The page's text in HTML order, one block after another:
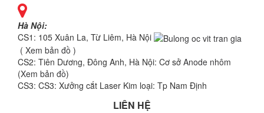
Hà Nội:
CS1: 105 Xuân La, Từ Liêm, Hà Nội
( Xem bản đồ )
CS2: Tiên Dương, Đông Anh, Hà Nội: Cơ sở Anode nhôm
(Xem bản đồ)
CS3: CS3: Xưởng cắt Laser Kim loại: Tp Nam Định
LIÊN HỆ